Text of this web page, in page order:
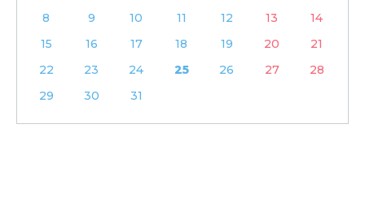
8
9 10 11 12 13
14
15
16 17 18 19 20
21
22
23 24 25 26 27
28
29
30 31